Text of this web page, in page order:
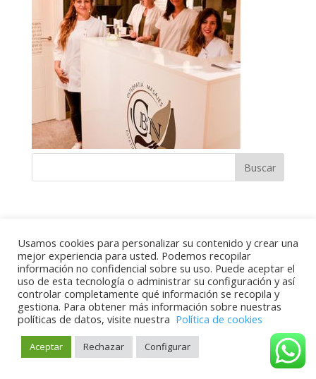
Bulevar 9,1 D, 50410 Cuarte de Huerva, Zaragoza -
607 370 377-Polítiva de Privacidad-Aviso Legal --
Política de Cookies
Usamos cookies para personalizar su contenido y crear una
mejor experiencia para usted. Podemos recopilar
información no confidencial sobre su uso. Puede aceptar el
uso de esta tecnología o administrar su configuración y así
controlar completamente qué información se recopila y
gestiona. Para obtener más información sobre nuestras
políticas de datos, visite nuestra Política de cookies
Aceptar Rechazar Configurar